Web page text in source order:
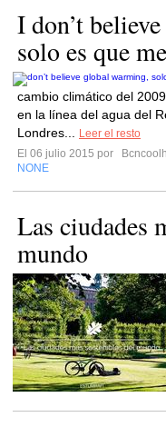
I don’t
solo es que
cambio climático del
en la línea del agua del
Londres...
Leer el resto
El 06 julio 2015 por
NONE
Las ciudades
mundo